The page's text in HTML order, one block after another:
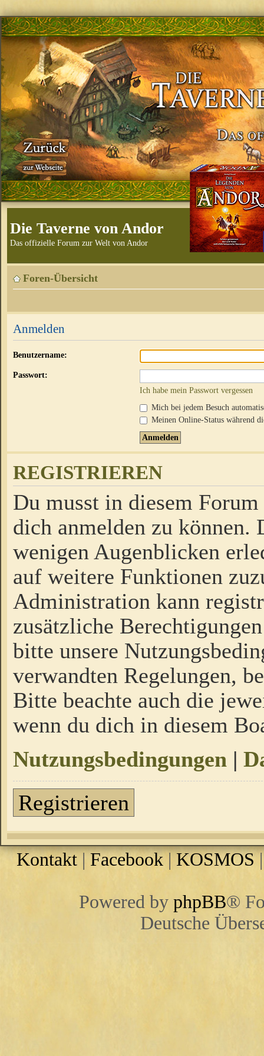
Die Taverne von Andor
Das offizielle Forum zur Welt von Andor
Foren-Übersicht
Anmelden
Benutzername:
Passwort:
Ich habe mein Passwort vergessen
Mich bei jedem Besuch
Meinen Online-Status während
REGISTRIEREN
Du musst in diesem
dich anmelden zu
wenigen Augenblicken
auf weitere Funktionen
Administration kann
zusätzliche
bitte unsere
verwandten Regelungen,
Bitte beachte auch die
wenn du dich in diesem
Nutzungsbedingungen |
Registrieren
Kontakt | Facebook |KOSMOS
Powered by phpBB®
Deutsche